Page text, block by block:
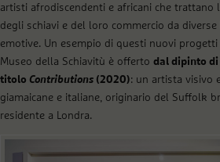
artisti afrodiscendenti e africani che trattano
degli schiavi e del loro commercio da
emotive. Un esempio di questi nuovi
Museo della Schiavitù è offerto dal dipinto di
titolo Contributions (2020): un artista visivo
giamaicane e italiane, originario del Suffolk
residente a Londra.